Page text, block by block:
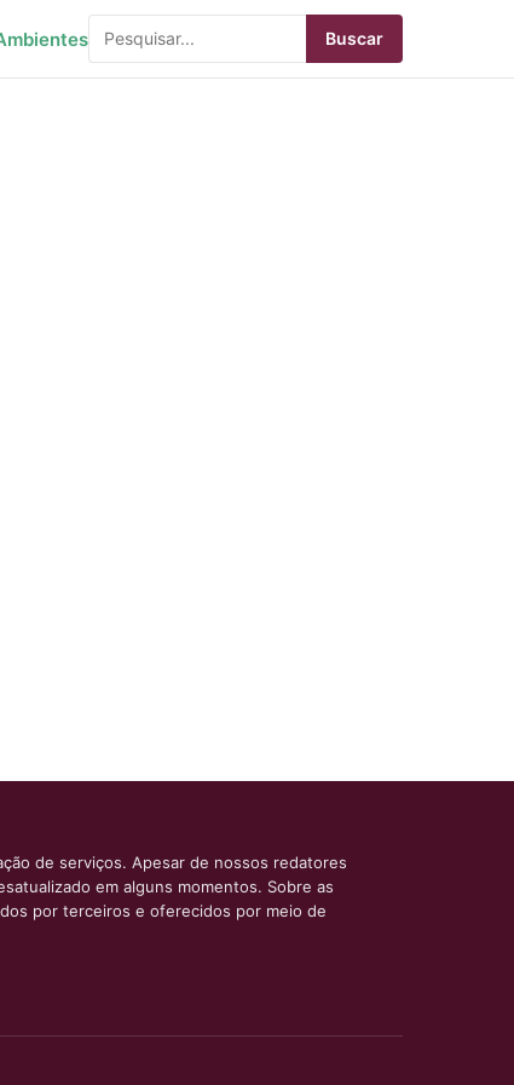
Buscar
de serviços. Apesar de nossos redatores
em alguns momentos. Sobre as
por terceiros e oferecidos por meio de